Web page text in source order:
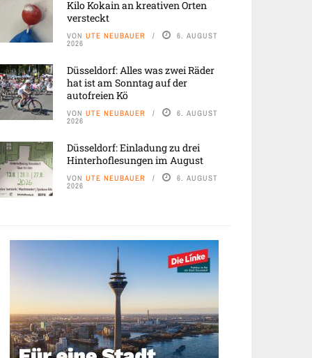
Kilo Kokain an kreativen Orten
versteckt
VON UTE NEUBAUER 6. AUGUST
2026
Düsseldorf: Alles was zwei Räder
hat ist am Sonntag auf der
autofreien Kö
VON UTE NEUBAUER 6. AUGUST
2026
Düsseldorf: Einladung zu drei
Hinterhoflesungen im August
VON UTE NEUBAUER 6. AUGUST
2026